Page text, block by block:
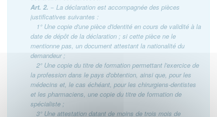
Art. 2. − La déclaration est accompagnée des pièces
justificatives suivantes :
1° Une copie d'une pièce d'identité en cours de validité à la
date de dépôt de la déclaration ; si cette pièce ne le
mentionne pas, un document attestant la nationalité du
demandeur ;
2° Une copie du titre de formation permettant l'exercice de
la profession dans le pays d'obtention, ainsi que, pour les
médecins et, le cas échéant, pour les chirurgiens-dentistes
et les pharmaciens, une copie du titre de formation de
spécialiste ;
3° Une attestation datant de moins de trois mois de